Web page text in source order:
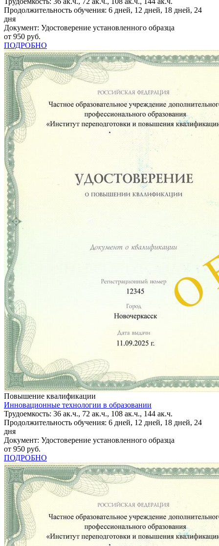
Продолжительность обучения: 6 дней, 12 дней, 18 дней, 24
дня
Документ: Удостоверение установленного образца
от 950 руб.
ПОДРОБНО
Повышение квалификации
Инновационные технологии в образовании
Трудоемкость: 36 ак.ч., 72 ак.ч., 108 ак.ч., 144 ак.ч.
Продолжительность обучения: 6 дней, 12 дней, 18 дней, 24
дня
Документ: Удостоверение установленного образца
от 950 руб.
ПОДРОБНО